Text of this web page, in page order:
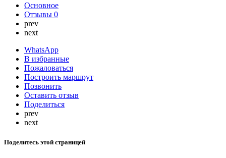
Основное
Отзывы 0
prev
next
WhatsApp
В избранные
Пожаловаться
Построить маршрут
Позвонить
Оставить отзыв
Поделиться
prev
next
Поделитесь этой страницей